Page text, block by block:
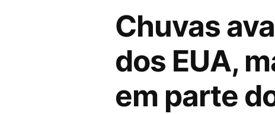
Chuvas
dos EUA,
em parte